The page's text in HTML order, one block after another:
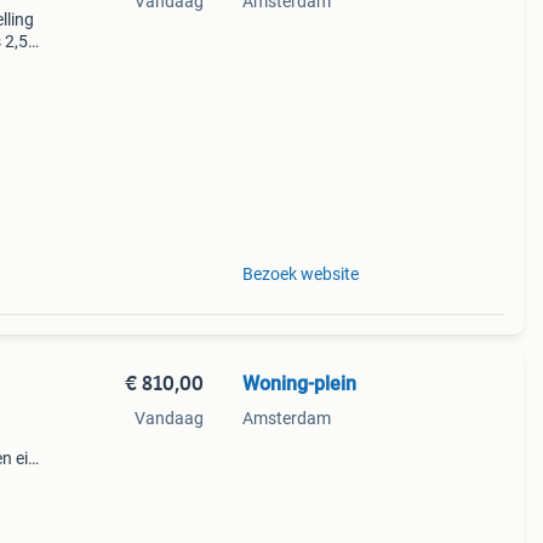
x
Bezoek website
eis:
€ 810,00
Vandaag
Woning-plein
Amsterdam